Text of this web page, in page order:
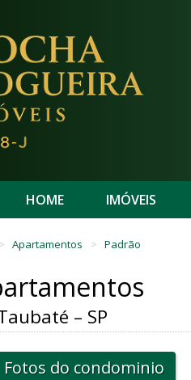
HOME IMÓVEIS
Apartamentos Padrão
– SP
Fotos do condominio